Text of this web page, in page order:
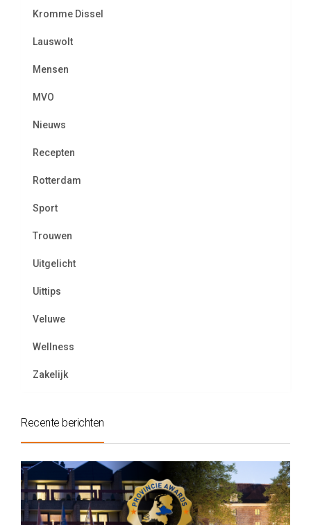
Kromme Dissel
Lauswolt
Mensen
MVO
Nieuws
Recepten
Rotterdam
Sport
Trouwen
Uitgelicht
Uittips
Veluwe
Wellness
Zakelijk
Recente berichten